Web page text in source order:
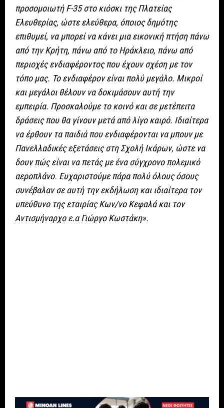
προσομοιωτή F-35 στο κιόσκι της Πλατείας
Ελευθερίας, ώστε ελεύθερα, όποιος δημότης
επιθυμεί, να μπορεί να κάνει μια εικονική πτήση πάνω
από την Κρήτη, πάνω από το Ηράκλειο, πάνω από
περιοχές ενδιαφέροντος που έχουν σχέση με τον
τόπο μας. Το ενδιαφέρον είναι πολύ μεγάλο. Μικροί
και μεγάλοι θέλουν να δοκιμάσουν αυτή την
εμπειρία. Προσκαλούμε το κοινό και σε μετέπειτα
δράσεις που θα γίνουν μετά από λίγο καιρό. Ιδιαίτερα
να έρθουν τα παιδιά που ενδιαφέρονται να μπουν με
Πανελλαδικές εξετάσεις στη Σχολή Ικάρων, ώστε να
δουν πώς είναι να πετάς με ένα σύγχρονο πολεμικό
αεροπλάνο. Ευχαριστούμε πάρα πολύ όλους όσους
συνέβαλαν σε αυτή την εκδήλωση και ιδιαίτερα τον
υπεύθυνο της εταιρίας Κων/νο Κεφαλά και τον
Αντισμήναρχο ε.α Γιώργο Κωστάκη».